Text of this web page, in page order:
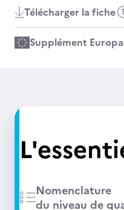
Télécharger la fiche
Supplément
Nomenclature
du niveau de